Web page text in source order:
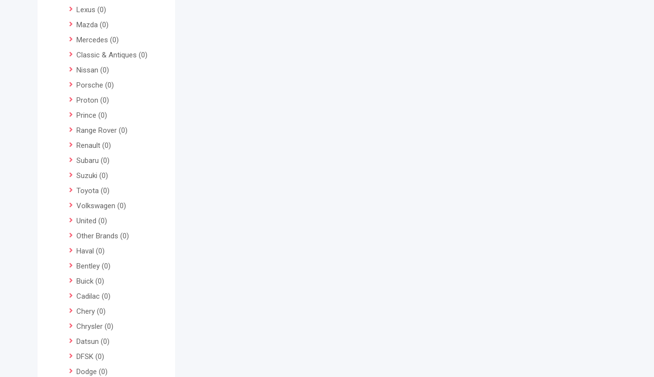
Lexus (0)
Mazda (0)
Mercedes (0)
Classic & Antiques (0)
Nissan (0)
Porsche (0)
Proton (0)
Prince (0)
Range Rover (0)
Renault (0)
Subaru (0)
Suzuki (0)
Toyota (0)
Volkswagen (0)
United (0)
Other Brands (0)
Haval (0)
Bentley (0)
Buick (0)
Cadilac (0)
Chery (0)
Chrysler (0)
Datsun (0)
DFSK (0)
Dodge (0)